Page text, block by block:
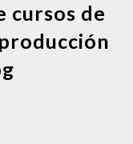
cursos de